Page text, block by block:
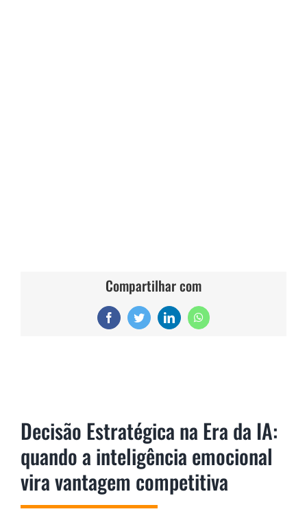
Compartilhar com
FacebookTwitterLinkedInWhatsApp
Decisão Estratégica na Era da IA:
quando a inteligência emocional
vira vantagem competitiva